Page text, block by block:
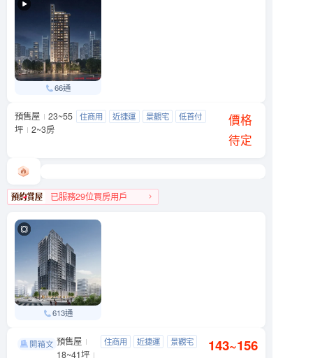
66通
天光之埕
大同區 西寧北路與南京西路239巷口
預售屋
23~55
坪
2~3房
住商用 近捷運 景觀宅 低首付
價格
待定
已服務29位買房用戶
613通
吉祥．如藝信義區 基隆路一段89號
預售屋
18~41坪
住商用 近捷運
景觀宅
143~156